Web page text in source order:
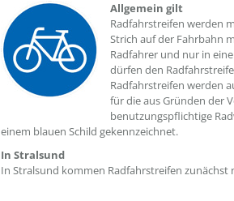
Allgemein gilt
Radfahrstreifen werden
Strich auf der Fahrbahn
Radfahrer und nur in
dürfen den
Radfahrstreifen werden
für die aus Gründen der
benutzungspflichtige
einem blauen Schild gekennzeichnet.
In Stralsund
In Stralsund kommen Radfahrstreifen zunächst